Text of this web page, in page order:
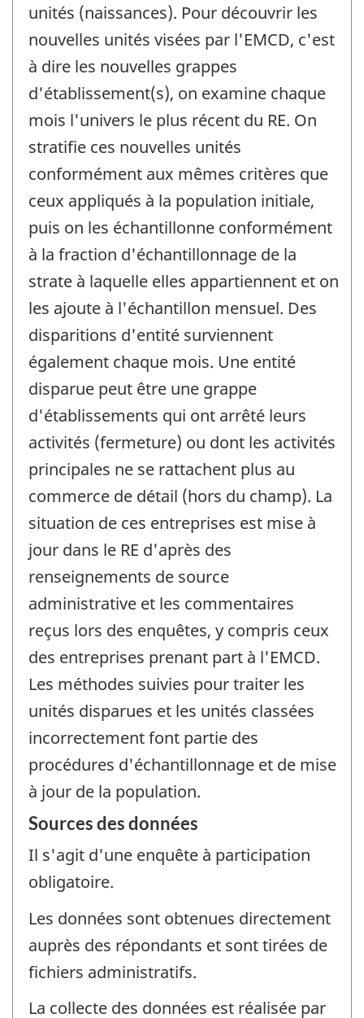
unités (naissances). Pour découvrir les
nouvelles unités visées par l'EMCD, c'est
à dire les nouvelles grappes
d'établissement(s), on examine chaque
mois l'univers le plus récent du RE. On
stratifie ces nouvelles unités
conformément aux mêmes critères que
ceux appliqués à la population initiale,
puis on les échantillonne conformément
à la fraction d'échantillonnage de la
strate à laquelle elles appartiennent et on
les ajoute à l'échantillon mensuel. Des
disparitions d'entité surviennent
également chaque mois. Une entité
disparue peut être une grappe
d'établissements qui ont arrêté leurs
activités (fermeture) ou dont les activités
principales ne se rattachent plus au
commerce de détail (hors du champ). La
situation de ces entreprises est mise à
jour dans le RE d'après des
renseignements de source
administrative et les commentaires
reçus lors des enquêtes, y compris ceux
des entreprises prenant part à l'EMCD.
Les méthodes suivies pour traiter les
unités disparues et les unités classées
incorrectement font partie des
procédures d'échantillonnage et de mise
à jour de la population.
Sources des données
Il s'agit d'une enquête à participation
obligatoire.
Les données sont obtenues directement
auprès des répondants et sont tirées de
fichiers administratifs.
La collecte des données est réalisée par